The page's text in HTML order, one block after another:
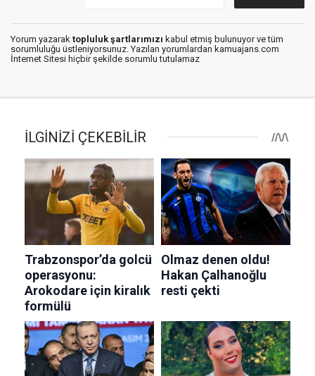
Yorum yazarak topluluk şartlarımızı kabul etmiş bulunuyor ve tüm
sorumluluğu üstleniyorsunuz. Yazılan yorumlardan kamuajans.com
İnternet Sitesi hiçbir şekilde sorumlu tutulamaz